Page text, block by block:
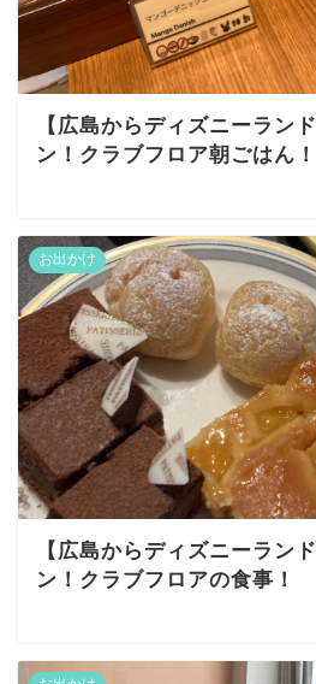
【広島からディズニーラン
ン！クラブフロア朝ごはん！
お出かけ
【広島からディズニーラン
ン！クラブフロアの食事！